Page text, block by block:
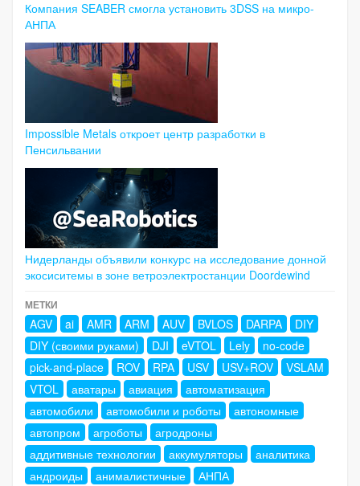
Компания SEABER смогла установить 3DSS на микро-
АНПА
Impossible Metals откроет центр разработки в
Пенсильвании
Нидерланды объявили конкурс на исследование донной
экосиситемы в зоне ветроэлектростанции Doordewind
МЕТКИ
AGV ai AMR ARM AUV BVLOS DARPA
DIY
DIY (своими руками)
DJI eVTOL Lely
no-code
pick-and-place
ROV RPA USV USV+ROV
VSLAM
VTOL
аватары авиация
автоматизация
автомобили
автомобили и роботы
автономные
автопром
агроботы
агродроны
аддитивные технологии
аккумуляторы
аналитика
андроиды
анималистичные
АНПА